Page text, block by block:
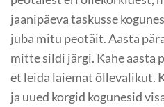
jaanipäeva taskusse
juba mitu peotäit. Aasta
mitte sildi järgi. Kahe aasta
et leida laiemat õllevalikut.
ja uued korgid kogunesid